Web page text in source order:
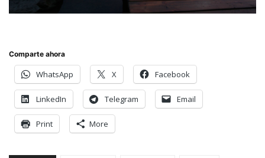
Comparte ahora
WhatsApp X Facebook
LinkedIn Telegram Email
Print More